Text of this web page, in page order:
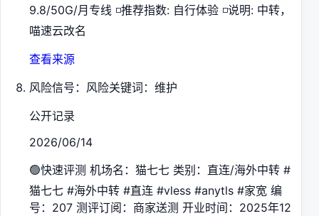
9.8/50G/月专线 ◽️推荐指数: 自行体验 ◽️说明: 中转，
喵速云改名
查看来源
风险信号：风险关键词：维护
公开记录
2026/06/14
🟢快速评测 机场名：猫七七 类别：直连/海外中转 #
猫七七 #海外中转 #直连 #vless #anytls #家宽 编
号：207 测评订阅：商家送测 开业时间：2025年12